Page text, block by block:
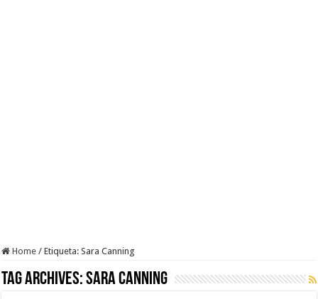
Home / Etiqueta:Sara Canning
Tag Archives:Sara Canning